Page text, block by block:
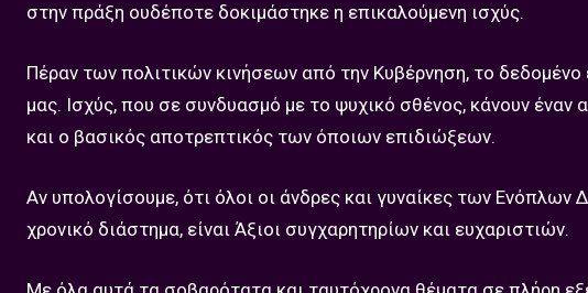
στην πράξη ουδέποτε δοκιμάστηκε η επικαλούμενη ισχύς.
Πέραν των πολιτικών κινήσεων από την Κυβέρνηση, το
μας. Ισχύς, που σε συνδυασμό με το ψυχικό σθένος, κάνουν έναν
και ο βασικός αποτρεπτικός των όποιων επιδιώξεων.
Αν υπολογίσουμε, ότι όλοι οι άνδρες και γυναίκες των
χρονικό διάστημα, είναι Άξιοι συγχαρητηρίων και ευχαριστιών.